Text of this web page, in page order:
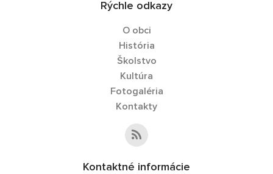
Rýchle odkazy
O obci
História
Školstvo
Kultúra
Fotogaléria
Kontakty
Kontaktné informácie